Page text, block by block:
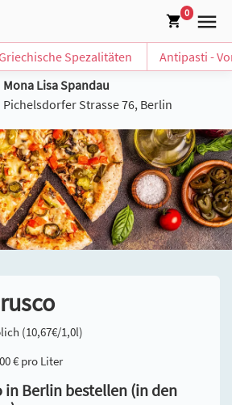
0
Spezalitäten
Antipasti -
Mona Lisa Spandau
Pichelsdorfer Strasse 76, Berlin
(10,67€/1,0l)
€ pro Liter
in Berlin bestellen (in den